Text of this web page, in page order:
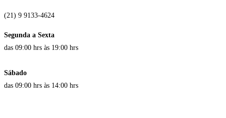
(21) 9 9133-4624
Segunda a Sexta
das 09:00 hrs às 19:00 hrs
Sábado
das 09:00 hrs às 14:00 hrs